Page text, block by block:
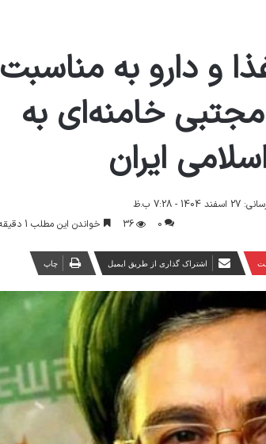
و دارو به مناسبت
خامنه‌ای به
ایران
- 7:28 ب.ظ
0
36 خواندن این مطلب 1 دقیقه زمان میبرد
اشتراک گذاری از طریق ایمیل چاپ